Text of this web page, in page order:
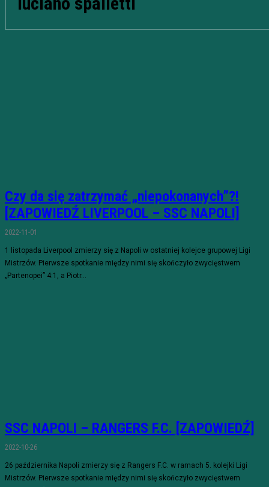
Czy da się zatrzymać „niepokonanych”?!
[ZAPOWIEDŹ LIVERPOOL – SSC NAPOLI]
2022-11-01
1 listopada Liverpool zmierzy się z Napoli w ostatniej kolejce grupowej Ligi
Mistrzów. Pierwsze spotkanie między nimi się skończyło zwycięstwem
„Partenopei” 4:1, a Piotr...
SSC NAPOLI – RANGERS F.C. [ZAPOWIEDŹ]
2022-10-26
26 października Napoli zmierzy się z Rangers F.C. w ramach 5. kolejki Ligi
Mistrzów. Pierwsze spotkanie między nimi się skończyło zwycięstwem